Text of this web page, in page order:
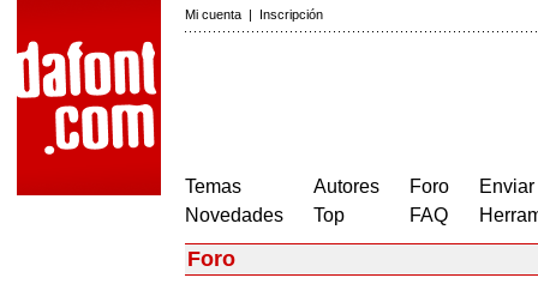
Mi cuenta | Inscripción
Temas
Novedades
Autores
Top
Foro
FAQ
Foro